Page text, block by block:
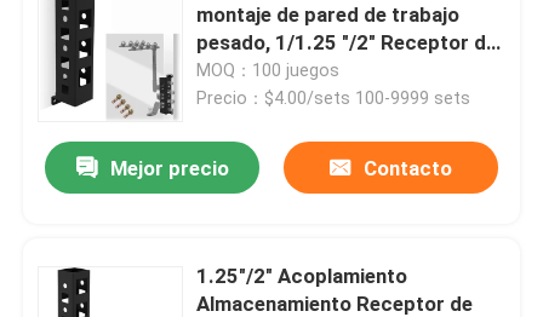
montaje de pared de trabajo
pesado, 1/1.25 "/2" Receptor de
enganche de soporte, base de
almacenamiento de enganche 7
enganche
MOQ：100 juegos
Precio：$4.00/sets 100-9999 sets
Mejor precio Contacto
1.25"/2" Acoplamiento
Almacenamiento Receptor de